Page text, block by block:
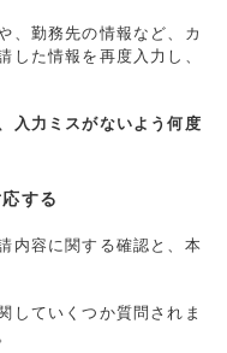
、勤務先の情報など、カ
した情報を再度入力し、
入力ミスがないよう何度
する
内容に関する確認と、本
していくつか質問されま